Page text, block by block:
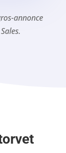
annonce